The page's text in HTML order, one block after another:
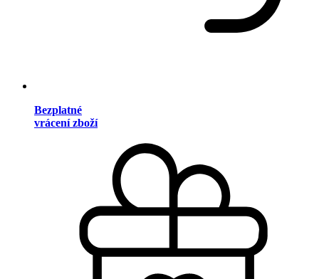
Bezplatné
vrácení zboží